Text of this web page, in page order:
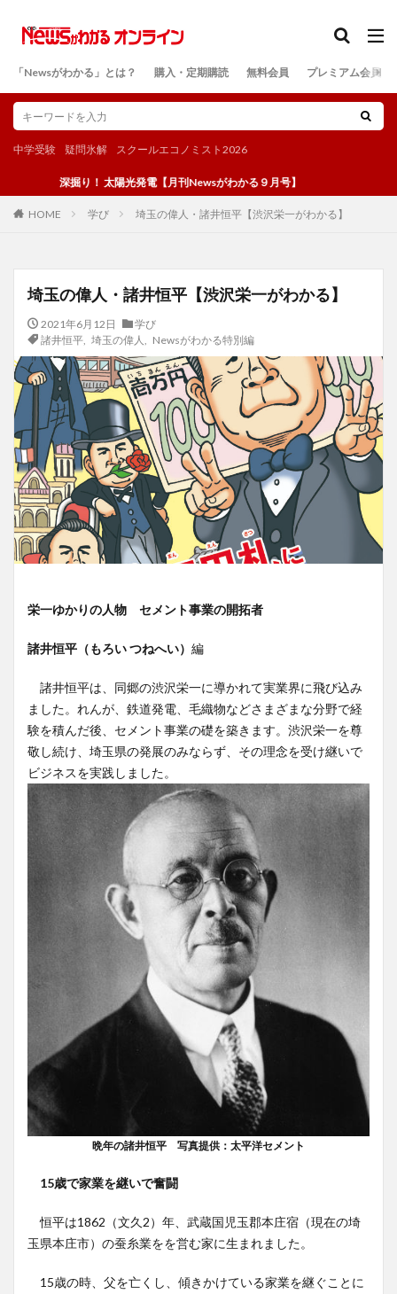
「Newsがわかる」とは？ 購入・定期購読 無料会員 プレミアム会員
中学受験 疑問氷解 スクールエコノミスト2026
深掘り！ 太陽光発電【月刊Newsがわかる９月号】
HOME 学び 埼玉の偉人・諸井恒平【渋沢栄一がわかる】
埼玉の偉人・諸井恒平【渋沢栄一がわかる】
2021年6月12日
学び
諸井恒平, 埼玉の偉人 Newsがわかる特別編
栄一ゆかりの人物 セメント事業の開拓者
諸井恒平（もろい つねへい） 編
諸井恒平は、同郷の渋沢栄一に導かれて実業界に飛び込み
ました。れんが、鉄道発電、毛織物などさまざまな分野で経
験を積んだ後、セメント事業の礎を築きます。渋沢栄一を尊
敬し続け、埼玉県の発展のみならず、その理念を受け継いで
ビジネスを実践しました。
晩年の諸井恒平 写真提供：太平洋セメント
15歳で家業を継いで奮闘
恒平は1862（文久2）年、武蔵国児玉郡本庄宿（現在の埼
玉県本庄市）の蚕糸業をを営む家に生まれました。
15歳の時、父を亡くし、傾きかけている家業を継ぐことに
検索